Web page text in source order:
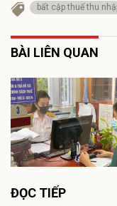
bất cập thuế thu
BÀI LIÊN QUAN
ĐỌC TIẾP